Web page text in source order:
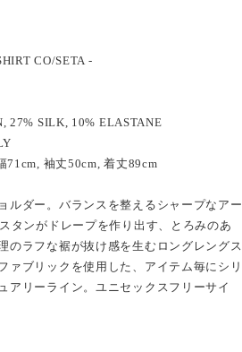
CO/SETA -
27% SILK, 10% ELASTANE
71cm, 袖丈50cm, 着丈89cm
ルダー。バランスを整えるシャープなアー
タンがドレープを作り出す、とろみのあ
のラフな裾が抜け感を生むロングレングス
ァブリックを使用した、アイテム毎にシリ
アリーライン。ユニセックスフリーサイ